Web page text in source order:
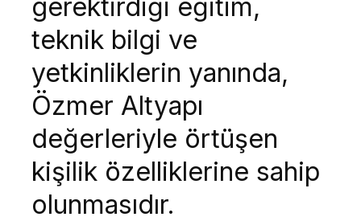
gerektirdiği eğitim,
teknik bilgi ve
yetkinliklerin yanında,
Özmer Altyapı
değerleriyle örtüşen
kişilik özelliklerine sahip
olunmasıdır.